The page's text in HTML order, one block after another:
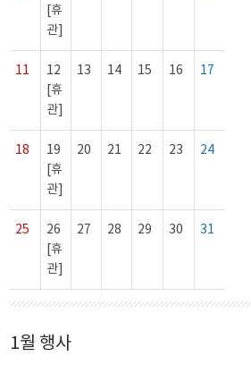
[휴
관]
11
12
[휴
관]
13 14 15 16 17
18
19
[휴
관]
20 21 22 23 24
25
26
[휴
관]
27 28 29 30 31
1월 행사